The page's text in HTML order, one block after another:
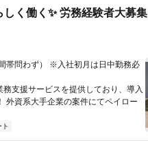
しく働く✨ 労務経験者大募集
帯問わず） ※入社初月は日中勤務必
支援サービスを提供しており、導入
外資系大手企業の案件にてペイロー
ト